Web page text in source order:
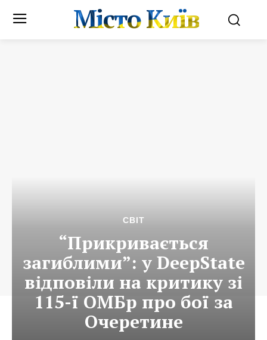
Місто Київ
СВІТ
“Прикривається
загиблими”: у DeepState
відповіли на критику зі
115-ї ОМБр про бої за
Очеретине